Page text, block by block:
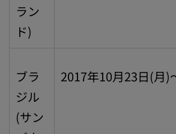
ラン
ド)
ブラ
ジル
(サン
2017年10月23日(月)